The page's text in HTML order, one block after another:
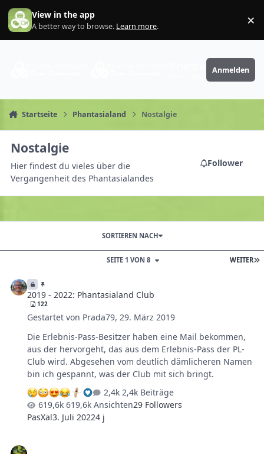
Zum Inhalt springen
View in the app
A better way to browse. Learn more. ×
PhantaFriends.de
Anmelden
Startseite Phantasialand Nostalgie
Nostalgie
Hier findest du vieles über die
Vergangenheit des Phantasialandes
Follower
WEITER
SEITE 1 VON 8
SORTIEREN NACH
2019 - 2022: Phantasialand Club
122
Gestartet von Prada79,29. März 2019
Die Erlebnis-Pass-Besitzer haben eine Mail bekommen,
aus der hervorgeht, das aus dem Erlebnis-Pass der PL-
Club wird. Abgesehen vom deutlich dämlicheren Namen
bin ich gespannt, was der Club mit sich bringt.
2,4k Beiträge
619,6k Ansichten29 Followers
PasXal3. Juli 20224 j